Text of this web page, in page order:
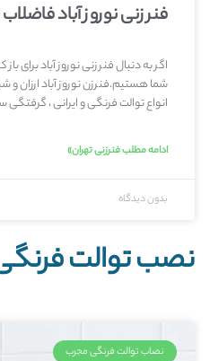
فنر زنی نوروز آباد
اگر به دنبال فنر زنی نوروز آباد
شما هستیم.فنرزن نوروز آباد ارزان
انواع توالت فرنگی و ایرانی ،
ادامه مطلب فنرزنی تهران»
بدون دیدگاه
نصب توالت فرنگی
نصاب توالت فرنگی مجرب